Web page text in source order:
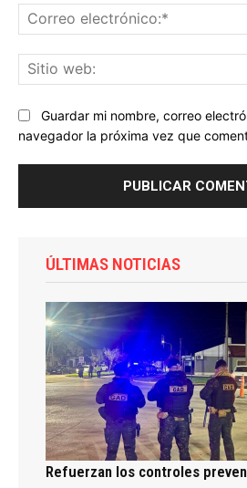
Guardar mi nombre, correo
navegador la próxima vez que
ÚLTIMAS NOTICIAS
Refuerzan los controles